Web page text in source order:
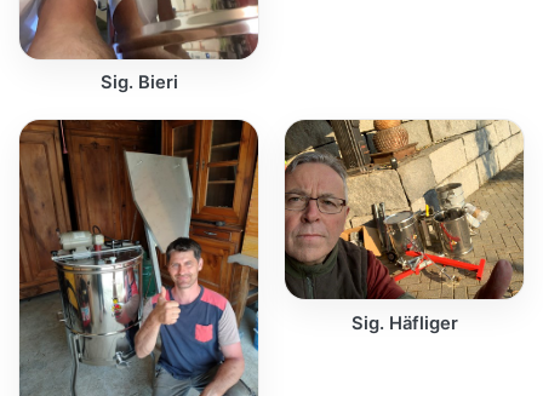
Sig. Bieri
Sig. Häfliger